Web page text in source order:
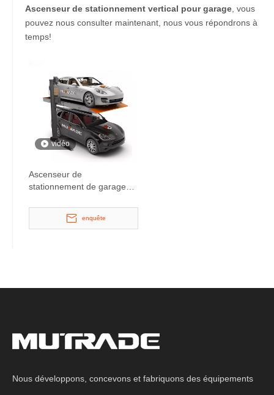
Ascenseur de stationnement vertical pour garage , vous
pouvez nous consulter maintenant, nous vous répondrons à
temps!
vidéo
Ascenseur de
stationnement de garage
enquête
Nous développons, concevons et fabriquons des équipements